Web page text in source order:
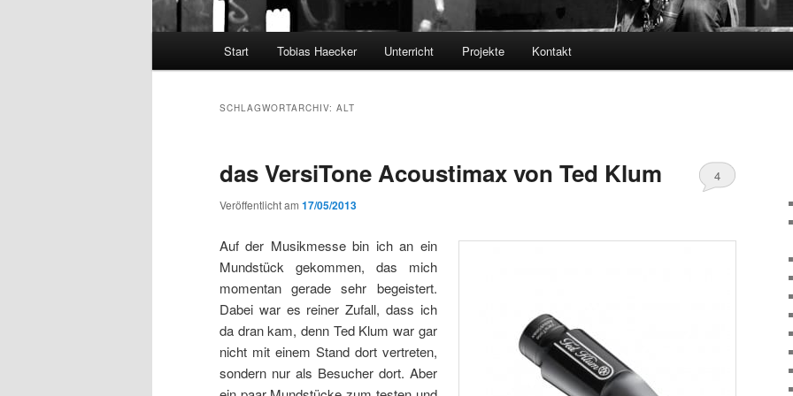
Start Tobias Haecker Unterricht Projekte Kontakt
SCHLAGWORTARCHIV: ALT
das VersiTone Acoustimax von Ted Klum
Veröffentlicht am 17/05/2013
4
Auf der Musikmesse bin ich an ein
Mundstück gekommen, das mich
momentan gerade sehr begeistert.
Dabei war es reiner Zufall, dass ich
da dran kam, denn Ted Klum war gar
nicht mit einem Stand dort vertreten,
sondern nur als Besucher dort. Aber